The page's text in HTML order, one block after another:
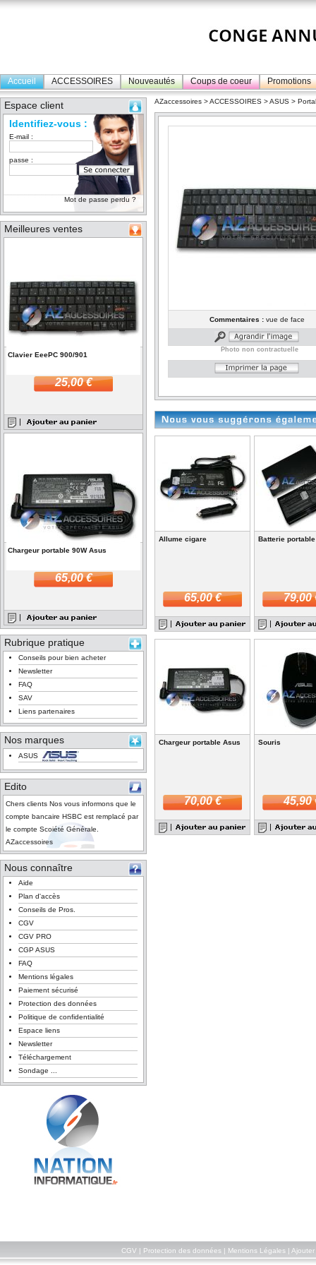
Accueil ACCESSOIRES Nouveautés Coups de coeur Promotions
Espace client
Identifiez-vous :
E-mail :
passe :
Mot de passe perdu ?
Meilleures ventes
Clavier EeePC 900/901
25,00 €
Chargeur portable 90W Asus
65,00 €
Rubrique pratique
Conseils pour bien acheter
Newsletter
FAQ
SAV
Liens partenaires
Nos marques
ASUS
Edito
Chers clients Nos vous informons que le
compte bancaire HSBC est remplacé par
le compte Scoiété Générale.
AZaccessoires
Nous connaître
Aide
Plan d'accès
Conseils de Pros.
CGV
CGV PRO
CGP ASUS
FAQ
Mentions légales
Paiement sécurisé
Protection des données
Politique de confidentialité
Espace liens
Newsletter
Téléchargement
Sondage ...
AZaccessoires >ACCESSOIRES >ASUS >
Commentaires :vue de face
Photo non contractuelle
Allume cigare
65,00 €
Batterie
79,00
Chargeur portable Asus
70,00 €
Souris
45,90
CGV Protection des données| Mentions Légales| Ajouter